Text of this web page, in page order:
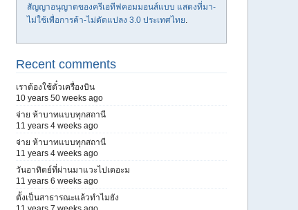
สัญญาอนุญาตของครีเอทีฟคอมมอนส์แบบ แสดงที่มา-
ไม่ใช้เพื่อการค้า-ไม่ดัดแปลง 3.0 ประเทศไทย.
Recent comments
เราต้องใช้ตั๋วเครื่องบิน
10 years 50 weeks ago
จ่าย ห้าบาทแบบทุกสถานี
11 years 4 weeks ago
จ่าย ห้าบาทแบบทุกสถานี
11 years 4 weeks ago
วันอาทิตย์ที่ผ่านมาแวะไปเดอะม
11 years 6 weeks ago
ตั้งเป็นสาธารณะแล้วทำไมยัง